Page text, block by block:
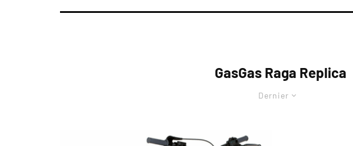
GasGas Raga Replica
Dernier